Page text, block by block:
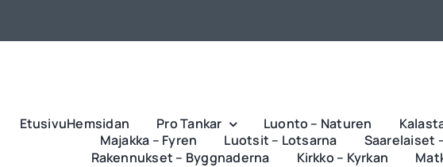
EtusivuHemsidan Pro Tankar Luonto – Naturen
Majakka – Fyren
Luotsit – Lotsarna
Saarelaiset
Rakennukset – Byggnaderna
Kirkko – Kyrkan